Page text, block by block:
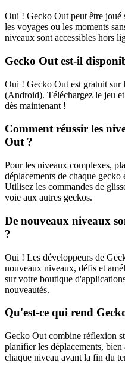
Oui ! Gecko Out peut être joué
les voyages ou les moments
niveaux sont accessibles hors
Gecko Out est-il
Oui ! Gecko Out est gratuit
(Android). Téléchargez le jeu
dès maintenant !
Comment réussir les
Out ?
Pour les niveaux complexes,
déplacements de chaque
Utilisez les commandes de
voie aux autres geckos.
De nouveaux niveaux
?
Oui ! Les développeurs de
nouveaux niveaux, défis et
sur votre boutique
nouveautés.
Qu'est-ce qui rend
Gecko Out combine réflexion
planifier les déplacements,
chaque niveau avant la fin du